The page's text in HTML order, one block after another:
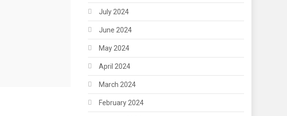
July 2024
June 2024
May 2024
April 2024
March 2024
February 2024